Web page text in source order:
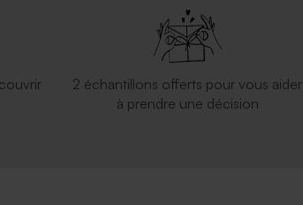
2 échantillons offerts pour vous aider
à prendre une décision